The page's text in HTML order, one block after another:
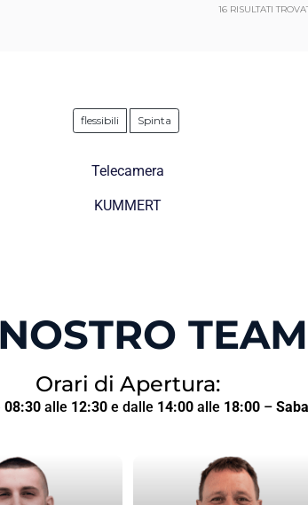
16RISULTATI
flessibili Spinta
Telecamera
KUMMERT
TEAM
Orari di Apertura:
08:30alle 12:30e dalle 14:00alle 18:00–